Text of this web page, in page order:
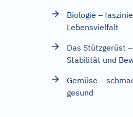
Biologie –
Lebensvielfalt
Das Stützgerüst
Stabilität und
Gemüse –
gesund